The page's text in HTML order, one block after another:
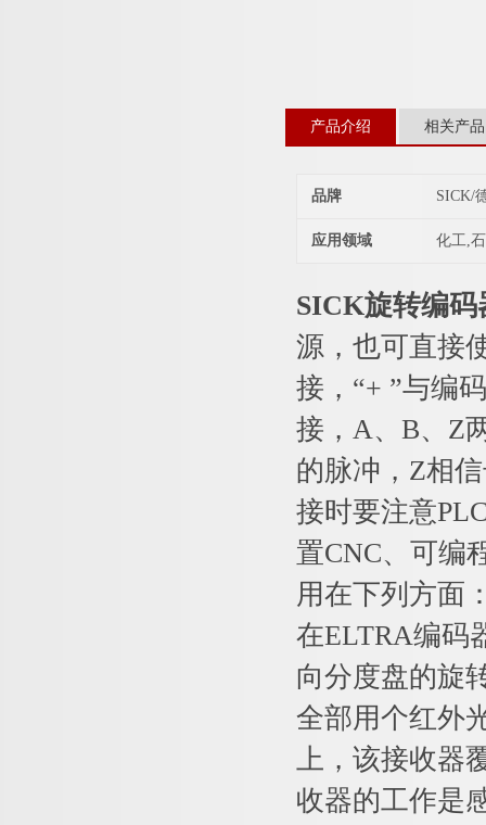
产品介绍 相关产品
品牌 SICK/
应用领域 化工,
SICK旋转编码
源，也可直接
接，“+ ”与编
接，A、B、Z
的脉冲，Z相
接时要注意
置CNC、可编
用在下列方面
在ELTRA编码
向分度盘的旋
全部用个红外
上，该接收器
收器的工作是